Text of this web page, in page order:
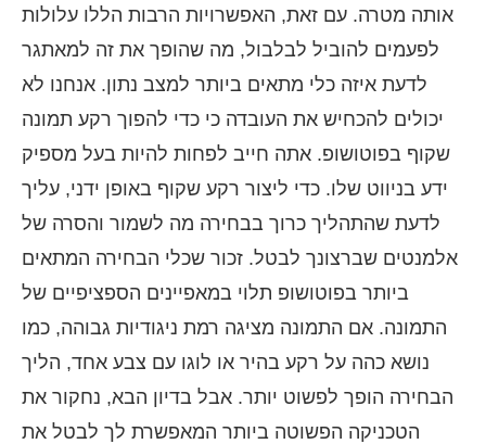
אותה מטרה. עם זאת, האפשרויות הרבות הללו עלולות
לפעמים להוביל לבלבול, מה שהופך את זה למאתגר
לדעת איזה כלי מתאים ביותר למצב נתון. אנחנו לא
יכולים להכחיש את העובדה כי כדי להפוך רקע תמונה
שקוף בפוטושופ. אתה חייב לפחות להיות בעל מספיק
ידע בניווט שלו. כדי ליצור רקע שקוף באופן ידני, עליך
לדעת שהתהליך כרוך בבחירה מה לשמור והסרה של
אלמנטים שברצונך לבטל. זכור שכלי הבחירה המתאים
ביותר בפוטושופ תלוי במאפיינים הספציפיים של
התמונה. אם התמונה מציגה רמת ניגודיות גבוהה, כמו
נושא כהה על רקע בהיר או לוגו עם צבע אחד, הליך
הבחירה הופך לפשוט יותר. אבל בדיון הבא, נחקור את
הטכניקה הפשוטה ביותר המאפשרת לך לבטל את